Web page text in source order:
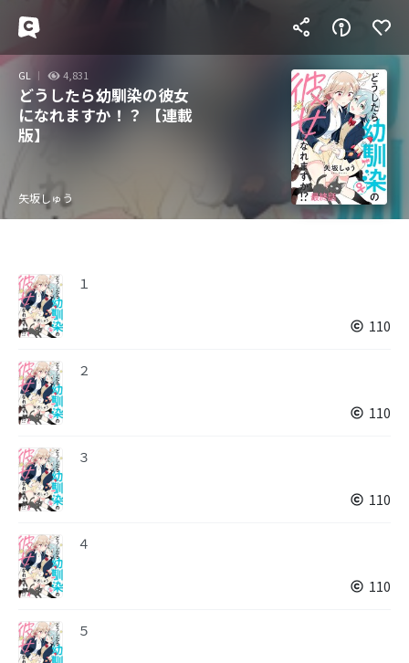
GL 4,831
どうしたら幼馴染の彼女
になれますか！？ 【連載
版】
矢坂しゅう
１
110
２
110
３
110
４
110
５